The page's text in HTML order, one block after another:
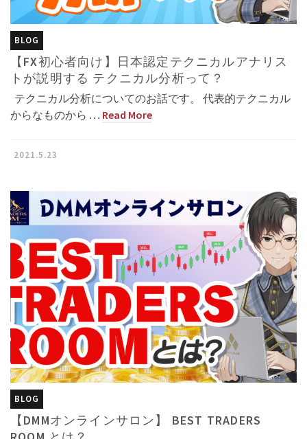
BLOG
【FX初心者向け】日本認定テクニカルアナリス
トが説明する テクニカル分析って？
テクニカル分析についてのお話です。 代表的テクニカル
からなものから … Read More
2021.5.23
BLOG
【DMMオンラインサロン】 BEST TRADERS